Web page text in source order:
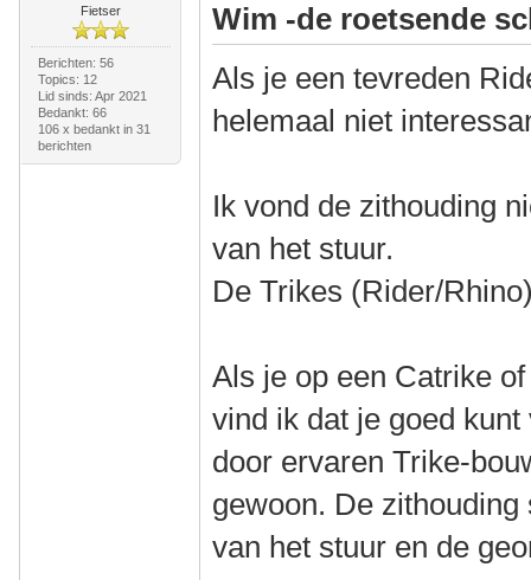
Fietser
Berichten: 56
Topics: 12
Lid sinds: Apr 2021
Bedankt: 66
106 x bedankt in 31
berichten
Wim -de roetsende
Als je een tevreden
helemaal niet
Ik vond de zithouding
van het stuur.
De Trikes (Rider/
Als je op een Catrike
vind ik dat je goed
door ervaren Trike-
gewoon. De
van het stuur en de